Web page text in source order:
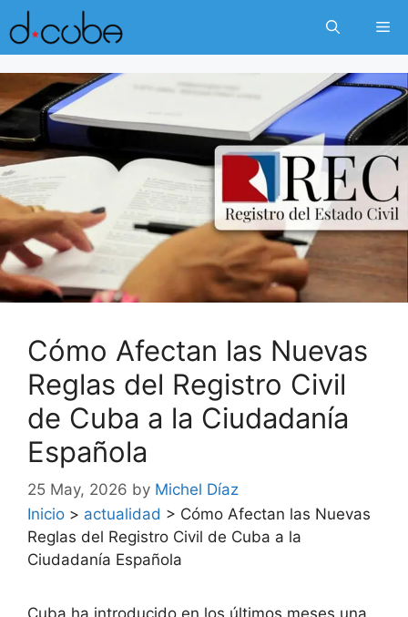
Skip
to
content
Cómo Afectan las Nuevas
Reglas del Registro Civil
de Cuba a la Ciudadanía
Española
25 May, 2026 by Michel Díaz
Inicio > actualidad > Cómo Afectan las Nuevas
Reglas del Registro Civil de Cuba a la
Ciudadanía Española